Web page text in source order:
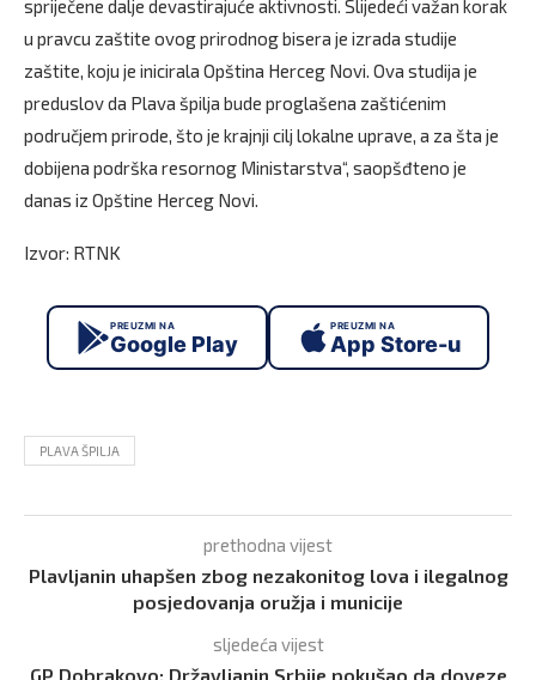
spriječene dalje devastirajuće aktivnosti. Slijedeći važan korak
u pravcu zaštite ovog prirodnog bisera je izrada studije
zaštite, koju je inicirala Opština Herceg Novi. Ova studija je
preduslov da Plava špilja bude proglašena zaštićenim
područjem prirode, što je krajnji cilj lokalne uprave, a za šta je
dobijena podrška resornog Ministarstva“, saopšđteno je
danas iz Opštine Herceg Novi.
Izvor: RTNK
PREUZMI NA
Google Play
PREUZMI NA
App Store-u
PLAVA ŠPILJA
prethodna vijest
Plavljanin uhapšen zbog nezakonitog lova i ilegalnog
posjedovanja oružja i municije
sljedeća vijest
GP Dobrakovo: Državljanin Srbije pokušao da doveze